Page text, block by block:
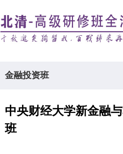
金融投资班
中央财经大学新金融
班